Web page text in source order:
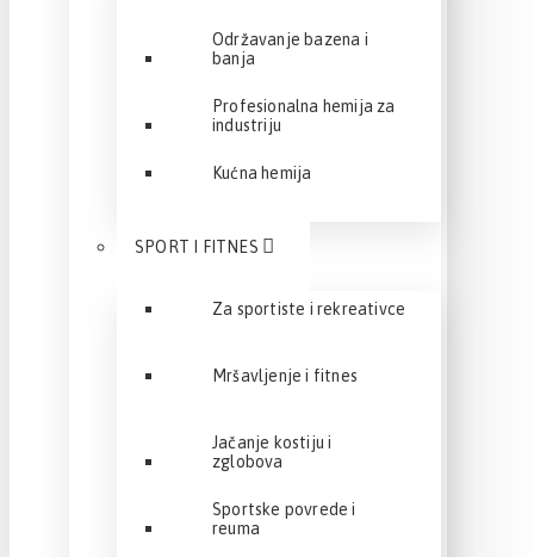
Održavanje bazena i
banja
Profesionalna hemija za
industriju
Kućna hemija
SPORT I FITNES
Za sportiste i rekreativce
Mršavljenje i fitnes
Jačanje kostiju i
zglobova
Sportske povrede i
reuma